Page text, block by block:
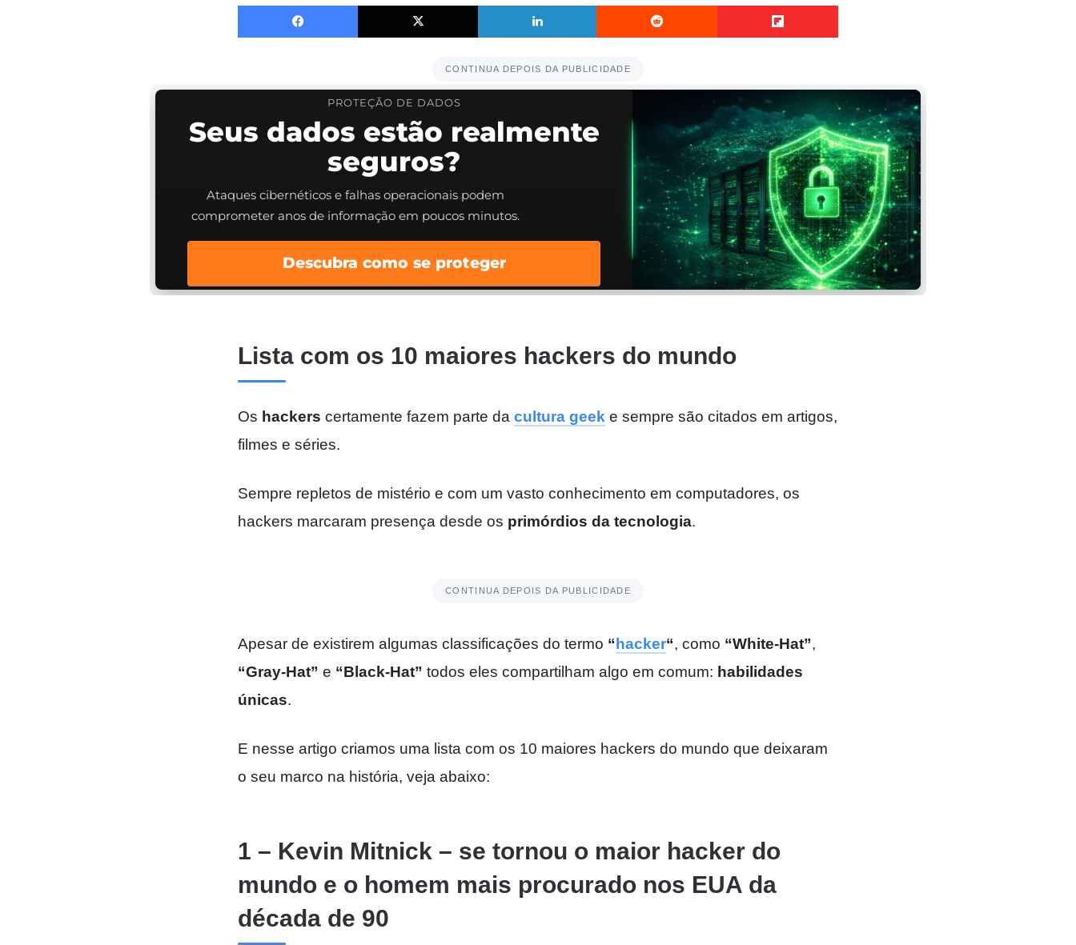
Facebook X Linkedin Reddit Flipboard
CONTINUA DEPOIS DA PUBLICIDADE
PROTEÇÃO DE DADOS
Seus dados estão realmente
seguros?
Ataques cibernéticos e falhas operacionais podem
comprometer anos de informação em poucos minutos.
Descubra como se proteger
Lista com os 10 maiores hackers do mundo
Os hackers certamente fazem parte da cultura geek e sempre são citados em artigos,
filmes e séries.
Sempre repletos de mistério e com um vasto conhecimento em computadores, os
hackers marcaram presença desde os primórdios da tecnologia.
CONTINUA DEPOIS DA PUBLICIDADE
Apesar de existirem algumas classificações do termo “ hacker“, como “White-Hat”,
“Gray-Hat” e “Black-Hat” todos eles compartilham algo em comum: habilidades
únicas.
E nesse artigo criamos uma lista com os 10 maiores hackers do mundo que deixaram
o seu marco na história, veja abaixo:
1 – Kevin Mitnick – se tornou o maior hacker do
mundo e o homem mais procurado nos EUA da
década de 90